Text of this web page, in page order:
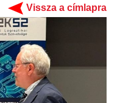
Vissza a címlapra